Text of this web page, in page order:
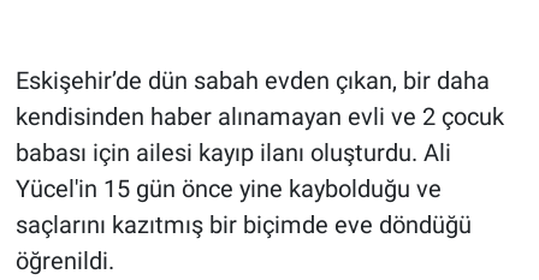
Eskişehir’de dün sabah evden çıkan, bir daha
kendisinden haber alınamayan evli ve 2 çocuk
babası için ailesi kayıp ilanı oluşturdu. Ali
Yücel'in 15 gün önce yine kaybolduğu ve
saçlarını kazıtmış bir biçimde eve döndüğü
öğrenildi.